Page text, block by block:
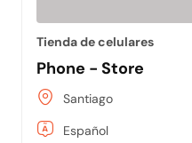
Tienda de celulares
Phone - Store
Santiago
Español